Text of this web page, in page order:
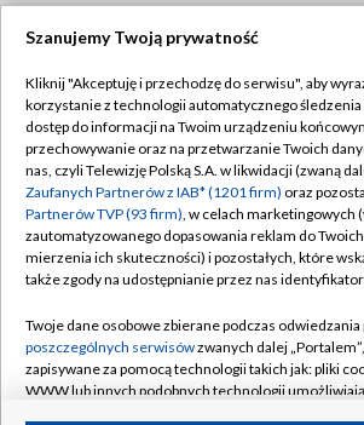
TVP
Abonament TVP
Emisja w TVP
Centrum informacji TVP
Naziemna Telewizja Cyfrowa
Rada Programowa
System NOS
Regulamin TVP
Polityka
Moje zgody
Pomoc
Kontakt
Szanujemy Twoją prywatność
Kliknij "Akceptuję i przechodzę do serwisu", aby
korzystanie z technologii automatycznego śledzenia
dostęp do informacji na Twoim urządzeniu
przechowywanie oraz na przetwarzanie Twoich
nas, czyli Telewizję Polską S.A. w likwidacji (zwaną
Zaufanych Partnerów z IAB* (1201 firm) oraz
Partnerów TVP (93 firm), w celach marketingowych
zautomatyzowanego dopasowania reklam do
mierzenia ich skuteczności) i pozostałych, które
także zgody na udostępnianie przez nas
Twoje dane osobowe zbierane podczas odwiedzania
poszczególnych serwisówzwanych dalej
zapisywane za pomocą technologii takich jak: pliki
WWW lub innych podobnych technologii